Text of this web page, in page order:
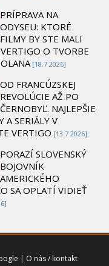
PRÍPRAVA NA
ODYSEU: KTORÉ
FILMY BY STE MALI
O TVORBE
[18.7 2026]
OD FRANCÚZSKEJ
REVOLÚCIE AŽ PO
ČERNOBYĽ. NAJLEPŠIE
A SERIÁLY V
VERTIGO [13.7 2026]
PORAZÍ SLOVENSKÝ
BOJOVNÍK
AMERICKÉHO
SA OPLATÍ VIDIEŤ
| O nás / kontakt